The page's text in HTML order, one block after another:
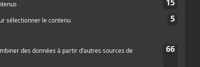
Ce sentiment a également été partagé par les gens
dont le
heure. Seul artiste à avoir foulé les planches la
envie de retrouver la même scène des Plaines